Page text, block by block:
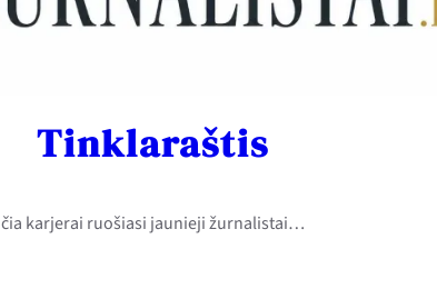
Tinklaraštis
čia karjerai ruošiasi jaunieji žurnalistai…